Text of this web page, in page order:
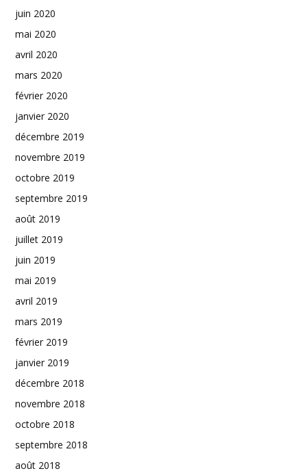
juin 2020
mai 2020
avril 2020
mars 2020
février 2020
janvier 2020
décembre 2019
novembre 2019
octobre 2019
septembre 2019
août 2019
juillet 2019
juin 2019
mai 2019
avril 2019
mars 2019
février 2019
janvier 2019
décembre 2018
novembre 2018
octobre 2018
septembre 2018
août 2018